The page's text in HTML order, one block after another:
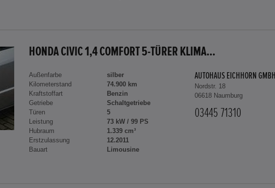
HONDA CIVIC 1,4 COMFORT 5-TÜRER KLIMA...
Außenfarbe
silber
Kilometerstand
74.900 km
Kraftstoffart
Benzin
Getriebe
Schaltgetriebe
Türen
5
Leistung
73 kW / 99 PS
Hubraum
1.339 cm³
Erstzulassung
12.2011
Bauart
Limousine
AUTOHAUS EICHHORN GMBH
Nordstr. 18
06618 Naumburg
03445 71310